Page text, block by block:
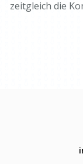
zeitgleich die